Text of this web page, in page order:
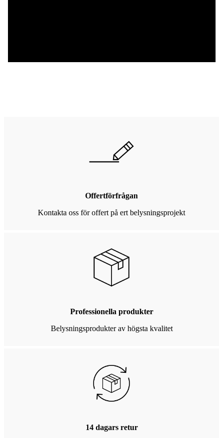
Offertförfrågan
Kontakta oss för offert på ert belysningsprojekt
Professionella produkter
Belysningsprodukter av högsta kvalitet
14 dagars retur